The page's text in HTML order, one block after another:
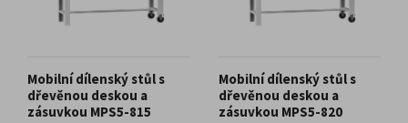
Mobilní dílenský stůl s
dřevěnou deskou a
zásuvkou MPS5-815
Mobilní dílenský stůl s
dřevěnou deskou a
zásuvkou MPS5-820